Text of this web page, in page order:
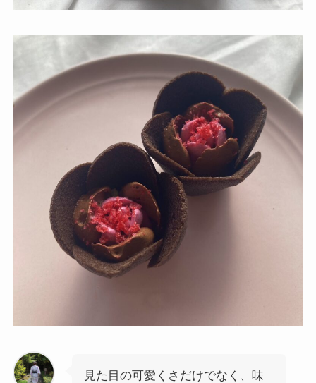
見た目の可愛くさだけでなく、味